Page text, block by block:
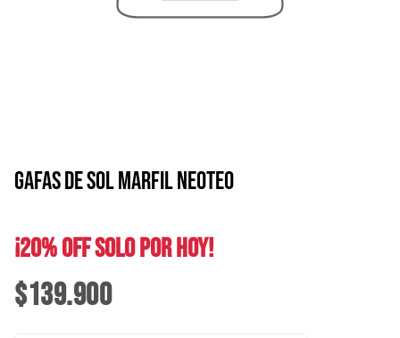
GAFAS DE SOL MARFIL NEOTEO
¡20% OFF SOLO POR HOY!
$139.900